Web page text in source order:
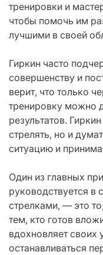
тренировки и
чтобы помочь им
лучшими в своей
Гиркин часто
совершенству и
верит, что только
тренировку можно
результатов.
стрелять, но и
ситуацию и
Один из главных
руководствуется
стрелками, — это
тем, кто готов
вдохновляет своих
останавливаться